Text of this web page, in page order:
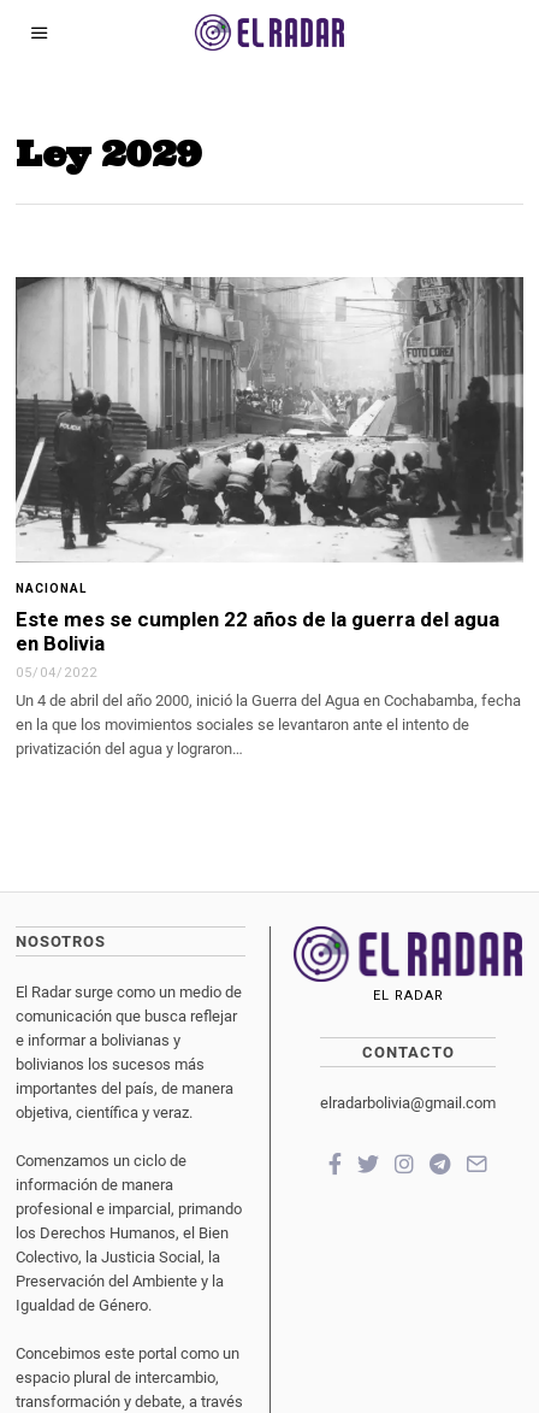
Ley 2029
NACIONAL
Este mes se cumplen 22 años de la guerra del agua
en Bolivia
05/04/2022
Un 4 de abril del año 2000, inició la Guerra del Agua en Cochabamba, fecha
en la que los movimientos sociales se levantaron ante el intento de
privatización del agua y lograron…
NOSOTROS
El Radar surge como un medio de
comunicación que busca reflejar
e informar a bolivianas y
bolivianos los sucesos más
importantes del país, de manera
objetiva, científica y veraz.
Comenzamos un ciclo de
información de manera
profesional e imparcial, primando
los Derechos Humanos, el Bien
Colectivo, la Justicia Social, la
Preservación del Ambiente y la
Igualdad de Género.
Concebimos este portal como un
espacio plural de intercambio,
transformación y debate, a través
EL RADAR
CONTACTO
elradarbolivia@gmail.com